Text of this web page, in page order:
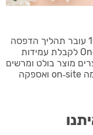
הזמנה יוקרתית לחתונה פרחים עדינים 1020 עובר תהליך הדפסה
ולמינציה מבוקר אוטומטית במערכת One Print לקבלת עמידות
מוצר בולט ומרשים
בכל שימוש. התקשר עכשיו לייעוץ אישי, הדגמה on‑site ואספקה